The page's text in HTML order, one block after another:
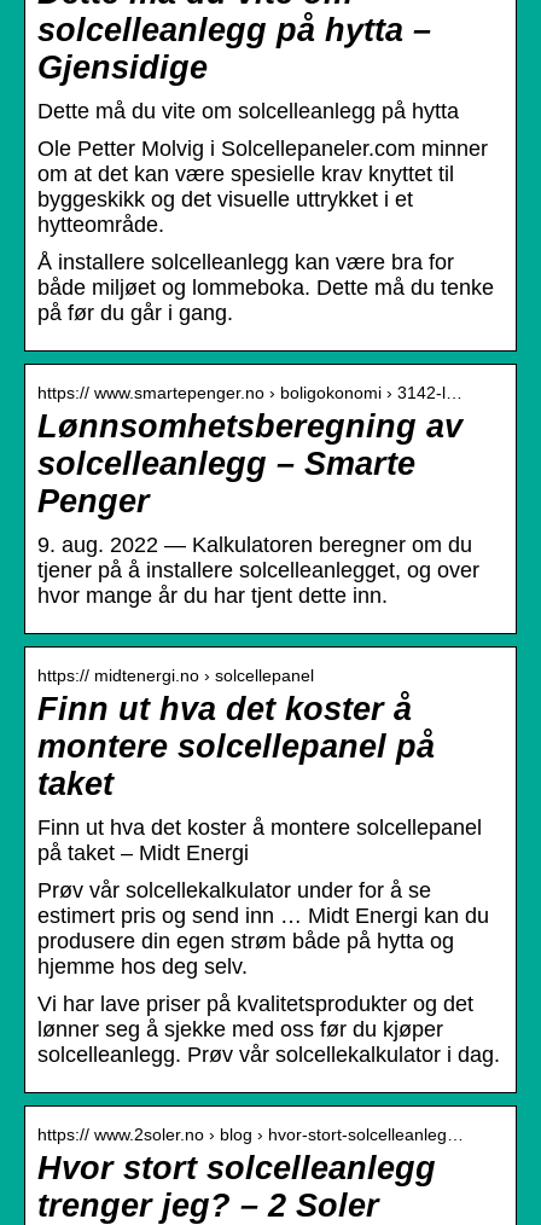
solcelleanlegg på hytta –
Gjensidige
Dette må du vite om solcelleanlegg på hytta
Ole Petter Molvig i Solcellepaneler.com minner
om at det kan være spesielle krav knyttet til
byggeskikk og det visuelle uttrykket i et
hytteområde.
Å installere solcelleanlegg kan være bra for
både miljøet og lommeboka. Dette må du tenke
på før du går i gang.
https:// www.smartepenger.no › boligokonomi › 3142-l…
Lønnsomhetsberegning av
solcelleanlegg – Smarte
Penger
9. aug. 2022 — Kalkulatoren beregner om du
tjener på å installere solcelleanlegget, og over
hvor mange år du har tjent dette inn.
https:// midtenergi.no › solcellepanel
Finn ut hva det koster å
montere solcellepanel på
taket
Finn ut hva det koster å montere solcellepanel
på taket – Midt Energi
Prøv vår solcellekalkulator under for å se
estimert pris og send inn … Midt Energi kan du
produsere din egen strøm både på hytta og
hjemme hos deg selv.
Vi har lave priser på kvalitetsprodukter og det
lønner seg å sjekke med oss før du kjøper
solcelleanlegg. Prøv vår solcellekalkulator i dag.
https:// www.2soler.no › blog › hvor-stort-solcelleanleg…
Hvor stort solcelleanlegg
trenger jeg? – 2 Soler